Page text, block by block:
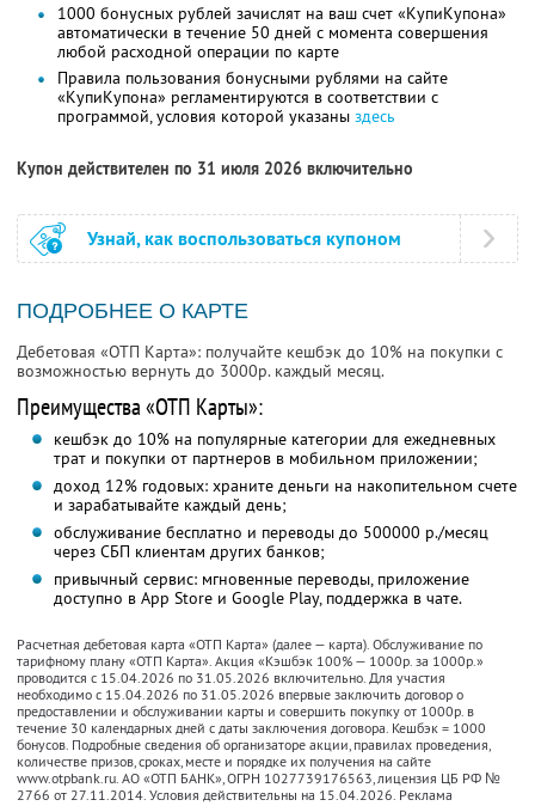
1000 бонусных рублей зачислят на ваш счет «КупиКупона»
автоматически в течение 50 дней с момента совершения
любой расходной операции по карте
Правила пользования бонусными рублями на сайте
«КупиКупона» регламентируются в соответствии с
программой, условия которой указаны здесь
Купон действителен по 31 июля 2026 включительно
Узнай, как воспользоваться купоном
ПОДРОБНЕЕ О КАРТЕ
Дебетовая «ОТП Карта»: получайте кешбэк до 10% на покупки с
возможностью вернуть до 3000р. каждый месяц.
Преимущества «ОТП Карты»:
кешбэк до 10% на популярные категории для ежедневных
трат и покупки от партнеров в мобильном приложении;
доход 12% годовых: храните деньги на накопительном счете
и зарабатывайте каждый день;
обслуживание бесплатно и переводы до 500000 р./месяц
через СБП клиентам других банков;
привычный сервис: мгновенные переводы, приложение
доступно в App Store и Google Play, поддержка в чате.
Расчетная дебетовая карта «ОТП Карта» (далее — карта). Обслуживание по
тарифному плану «ОТП Карта». Акция «Кэшбэк 100% — 1000р. за 1000р.»
проводится с 15.04.2026 по 31.05.2026 включительно. Для участия
необходимо с 15.04.2026 по 31.05.2026 впервые заключить договор о
предоставлении и обслуживании карты и совершить покупку от 1000р. в
течение 30 календарных дней с даты заключения договора. Кешбэк = 1000
бонусов. Подробные сведения об организаторе акции, правилах проведения,
количестве призов, сроках, месте и порядке их получения на сайте
www.otpbank.ru. АО «ОТП БАНК», ОГРН 1027739176563, лицензия ЦБ РФ №
2766 от 27.11.2014. Условия действительны на 15.04.2026. Реклама